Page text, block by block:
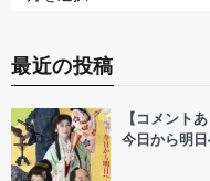
最近の投稿
【コメント
今日から明